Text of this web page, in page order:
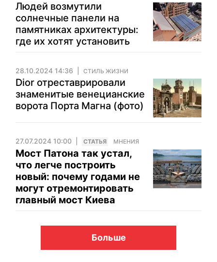
Людей возмутили
солнечные панели на
памятниках архитектуры:
где их хотят установить
28.10.2024 14:36 СТИЛЬ ЖИЗНИ
Dior отреставрировали
знаменитые венецианские
ворота Порта Магна (фото)
27.07.2024 10:00 CТАТЬЯ МНЕНИЯ
Мост Патона так устал,
что легче построить
новый: почему годами не
могут отремонтировать
главный мост Киева
Больше